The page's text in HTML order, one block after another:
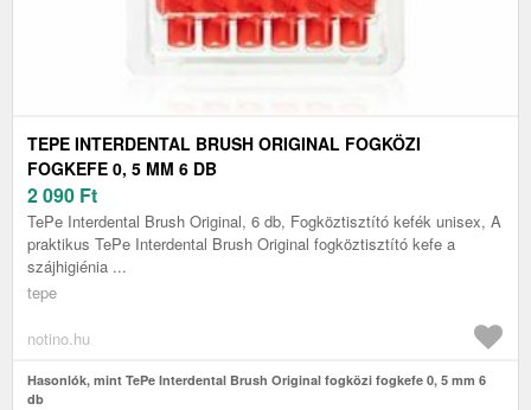
TEPE INTERDENTAL BRUSH ORIGINAL FOGKÖZI
FOGKEFE 0, 5 MM 6 DB
2 090 Ft
TePe Interdental Brush Original, 6 db, Fogköztisztító kefék unisex, A
praktikus TePe Interdental Brush Original fogköztisztító kefe a
szájhigiénia ...
tepe
notino.hu
Hasonlók, mint TePe Interdental Brush Original fogközi fogkefe 0, 5 mm 6
db